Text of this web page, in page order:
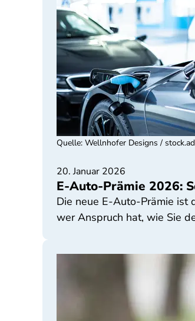
20. Januar 2026
E-Auto-Prämie 2026:
Die neue E-Auto-Prämie ist
wer Anspruch hat, wie Sie
Quelle: Wellnhofer Designs /